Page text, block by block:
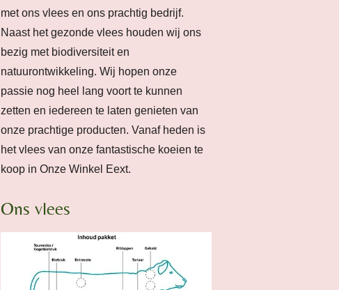
met ons vlees en ons prachtig bedrijf.
Naast het gezonde vlees houden wij ons
bezig met biodiversiteit en
natuurontwikkeling. Wij hopen onze
passie nog heel lang voort te kunnen
zetten en iedereen te laten genieten van
onze prachtige producten. Vanaf heden is
het vlees van onze fantastische koeien te
koop in Onze Winkel Eext.
Ons vlees